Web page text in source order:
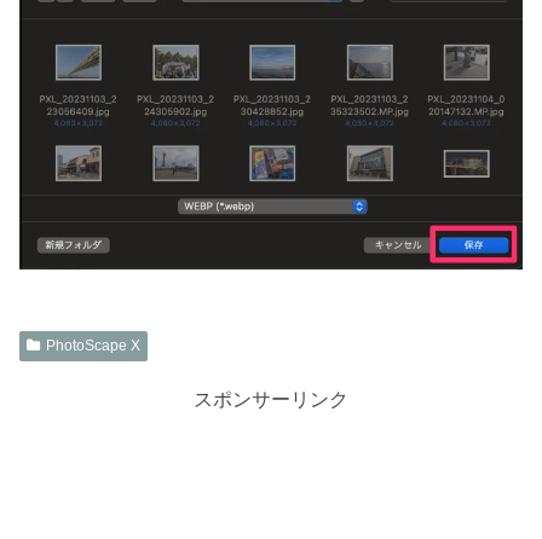
PhotoScape X
スポンサーリンク